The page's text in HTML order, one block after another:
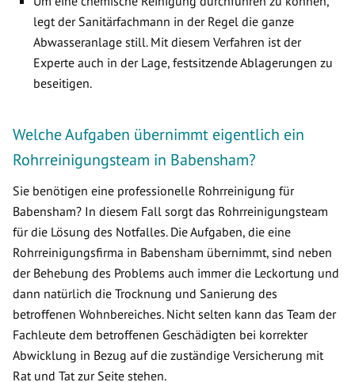
legt der Sanitärfachmann in der Regel die ganze
Abwasseranlage still. Mit diesem Verfahren ist der
Experte auch in der Lage, festsitzende Ablagerungen zu
beseitigen.
Welche Aufgaben übernimmt eigentlich ein
Rohrreinigungsteam in Babensham?
Sie benötigen eine professionelle Rohrreinigung für
Babensham? In diesem Fall sorgt das Rohrreinigungsteam
für die Lösung des Notfalles. Die Aufgaben, die eine
Rohrreinigungsfirma in Babensham übernimmt, sind neben
der Behebung des Problems auch immer die Leckortung und
dann natürlich die Trocknung und Sanierung des
betroffenen Wohnbereiches. Nicht selten kann das Team der
Fachleute dem betroffenen Geschädigten bei korrekter
Abwicklung in Bezug auf die zuständige Versicherung mit
Rat und Tat zur Seite stehen.